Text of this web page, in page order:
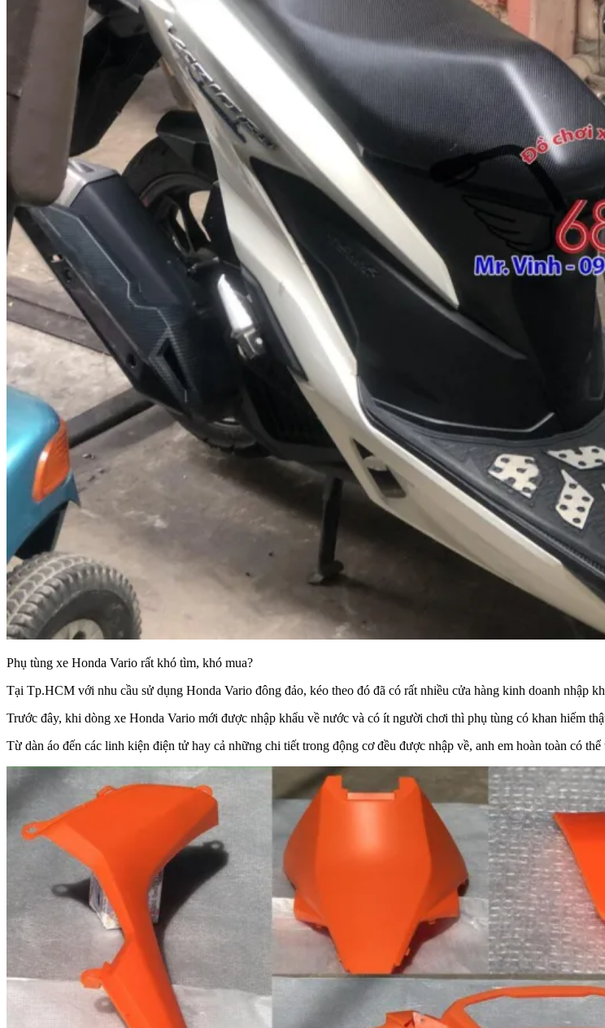
Phụ tùng xe Honda Vario rất khó tìm, khó mua?
Tại Tp.HCM với nhu cầu sử dụng Honda Vario đông đảo, kéo theo đó đã có rất nhiều cửa hàng kinh doanh nhập
Trước đây, khi dòng xe Honda Vario mới được nhập khẩu về nước và có ít người chơi thì phụ tùng có khan hiếm
Từ dàn áo đến các linh kiện điện tử hay cả những chi tiết trong động cơ đều được nhập về, anh em hoàn toàn có